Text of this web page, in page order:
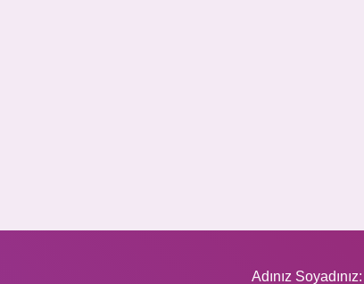
Adınız Soyadınız: